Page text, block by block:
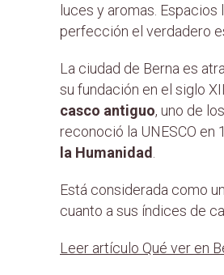
luces y aromas.
perfección el verdadero
La ciudad de Berna es
su fundación en el siglo
casco antiguo, uno de
reconoció la UNESCO en
la Humanidad
Está considerada como
cuanto a sus índices de
Leer artículo Qué ver en